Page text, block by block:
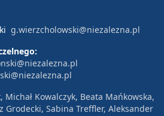
g.wierzcholowski@niezalezna.pl
Michał Kowalczyk, Beata Mańkowska,
Grodecki, Sabina Treffler, Aleksander